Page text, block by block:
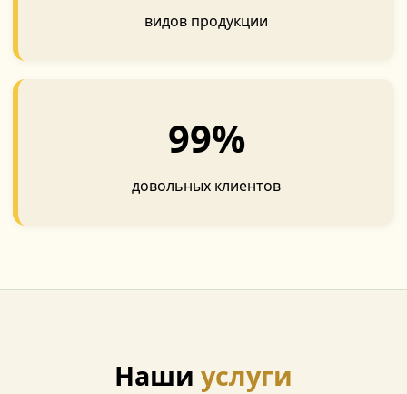
видов продукции
99%
довольных клиентов
Наши услуги